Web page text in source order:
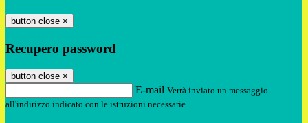
button close ×
Recupero password
button close ×
E-mail Verrà inviato un messaggio
all'indirizzo indicato con le istruzioni necessarie.